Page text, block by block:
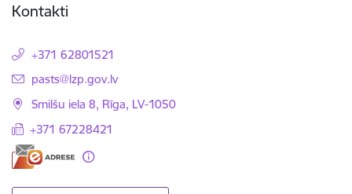
Kontakti
+371 62801521
E-pasts:
pasts@lzp.gov.lv
Smilšu iela 8, Rīga, LV-1050
+371 67228421